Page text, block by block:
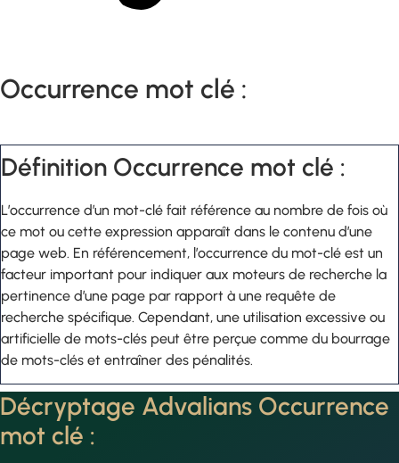
Occurrence mot clé :
Définition Occurrence mot clé :
L’occurrence d’un mot-clé fait référence au nombre de fois où
ce mot ou cette expression apparaît dans le contenu d’une
page web. En référencement, l’occurrence du mot-clé est un
facteur important pour indiquer aux moteurs de recherche la
pertinence d’une page par rapport à une requête de
recherche spécifique. Cependant, une utilisation excessive ou
artificielle de mots-clés peut être perçue comme du bourrage
de mots-clés et entraîner des pénalités.
Décryptage Advalians Occurrence
mot clé :